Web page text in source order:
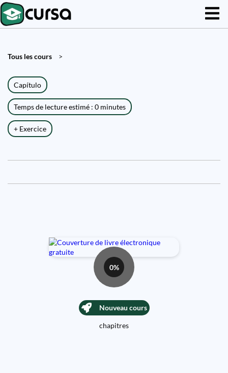
Tous les cours >
Capítulo
Temps de lecture estimé : 0 minutes
+ Exercice
0%
Nouveau cours
chapitres